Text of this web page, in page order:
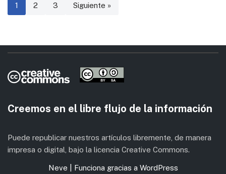
1 2 3 Siguiente »
Creemos en el libre flujo de la información
Puede republicar nuestros artículos libremente, de manera
impresa o digital, bajo la licencia Creative Commons.
Neve | Funciona gracias a WordPress